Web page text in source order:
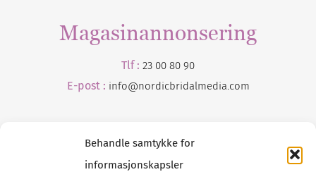
Behandle samtykke for
informasjonskapsler
Magasinannonsering
Tlf : 23 00 80 90
E-post : info@nordicbridalmedia .com